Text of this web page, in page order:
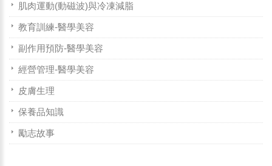
肌肉運動(動磁波)與冷凍減脂
教育訓練-醫學美容
副作用預防-醫學美容
經營管理-醫學美容
皮膚生理
保養品知識
勵志故事